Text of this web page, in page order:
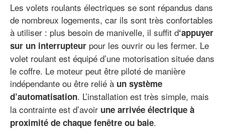
Les volets roulants électriques se sont répandus dans
de nombreux logements, car ils sont très confortables
à utiliser : plus besoin de manivelle, il suffit d‘appuyer
sur un interrupteur pour les ouvrir ou les fermer. Le
volet roulant est équipé d’une motorisation située dans
le coffre. Le moteur peut être piloté de manière
indépendante ou être relié à un système
d’automatisation. L’installation est très simple, mais
la contrainte est d’avoir une arrivée électrique à
proximité de chaque fenêtre ou baie.